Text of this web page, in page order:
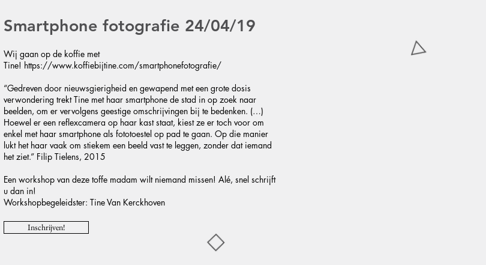
Smartphone fotografie 24/04/19
Wij gaan op de koffie met
Tine! https://www.koffiebijtine.com/smartphonefotografie/
“Gedreven door nieuwsgierigheid en gewapend met een grote dosis
verwondering trekt Tine met haar smartphone de stad in op zoek naar
beelden, om er vervolgens geestige omschrijvingen bij te bedenken. (…)
Hoewel er een reflexcamera op haar kast staat, kiest ze er toch voor om
enkel met haar smartphone als fototoestel op pad te gaan. Op die manier
lukt het haar vaak om stiekem een beeld vast te leggen, zonder dat iemand
het ziet.” Filip Tielens, 2015
Een workshop van deze toffe madam wilt niemand missen! Alé, snel schrijft
u dan in!
Workshopbegeleidster: Tine Van Kerckhoven
Inschrijven!